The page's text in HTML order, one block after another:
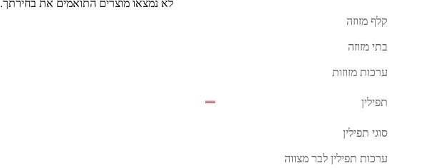
קלף מזוזה
בתי מזוזה
ערכות מזוזות
תפילין
סוגי תפילין
ערכות תפילין לבר מצווה
לא נמצאו מוצרים התואמים את בחירתך.